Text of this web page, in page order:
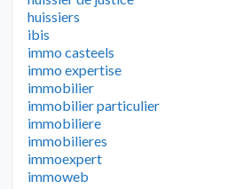
huissiers
ibis
immo casteels
immo expertise
immobilier
immobilier particulier
immobiliere
immobilieres
immoexpert
immoweb